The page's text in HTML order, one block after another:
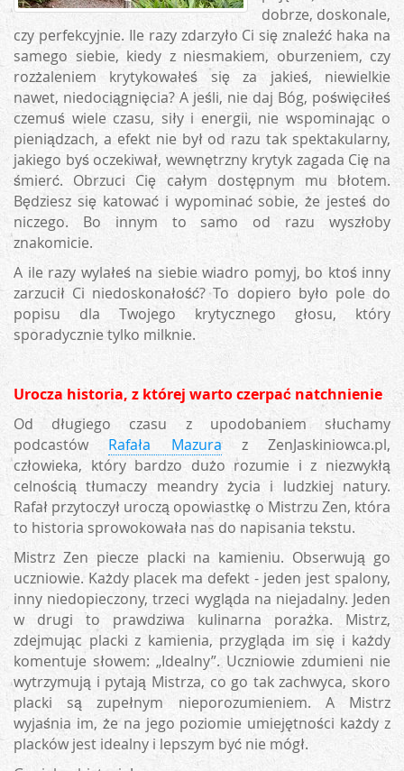
dobrze, doskonale,
czy perfekcyjnie. Ile razy zdarzyło Ci się znaleźć haka na
samego siebie, kiedy z niesmakiem, oburzeniem, czy
rozżaleniem krytykowałeś się za jakieś, niewielkie
nawet, niedociągnięcia? A jeśli, nie daj Bóg, poświęciłeś
czemuś wiele czasu, siły i energii, nie wspominając o
pieniądzach, a efekt nie był od razu tak spektakularny,
jakiego byś oczekiwał, wewnętrzny krytyk zagada Cię na
śmierć. Obrzuci Cię całym dostępnym mu błotem.
Będziesz się katować i wypominać sobie, że jesteś do
niczego. Bo innym to samo od razu wyszłoby
znakomicie.
A ile razy wylałeś na siebie wiadro pomyj, bo ktoś inny
zarzucił Ci niedoskonałość? To dopiero było pole do
popisu dla Twojego krytycznego głosu, który
sporadycznie tylko milknie.
Urocza historia, z której warto czerpać natchnienie
Od długiego czasu z upodobaniem słuchamy
podcastów Rafała Mazuraz ZenJaskiniowca.pl,
człowieka, który bardzo dużo rozumie i z niezwykłą
celnością tłumaczy meandry życia i ludzkiej natury.
Rafał przytoczył uroczą opowiastkę o Mistrzu Zen, która
to historia sprowokowała nas do napisania tekstu.
Mistrz Zen piecze placki na kamieniu. Obserwują go
uczniowie. Każdy placek ma defekt - jeden jest spalony,
inny niedopieczony, trzeci wygląda na niejadalny. Jeden
w drugi to prawdziwa kulinarna porażka. Mistrz,
zdejmując placki z kamienia, przygląda im się i każdy
komentuje słowem: „Idealny”. Uczniowie zdumieni nie
wytrzymują i pytają Mistrza, co go tak zachwyca, skoro
placki są zupełnym nieporozumieniem. A Mistrz
wyjaśnia im, że na jego poziomie umiejętności każdy z
placków jest idealny i lepszym być nie mógł.